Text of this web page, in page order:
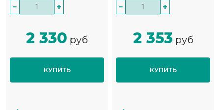
− +
2 330 руб
КУПИТЬ
− +
2 353 руб
КУПИТЬ